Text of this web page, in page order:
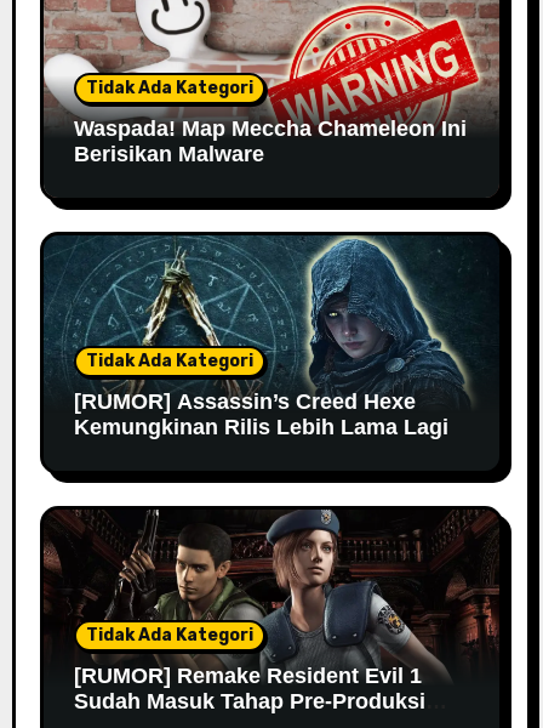
Tidak Ada Kategori
Waspada! Map Meccha Chameleon Ini
Berisikan Malware
Tidak Ada Kategori
[RUMOR] Assassin’s Creed Hexe
Kemungkinan Rilis Lebih Lama Lagi
Tidak Ada Kategori
[RUMOR] Remake Resident Evil 1
Sudah Masuk Tahap Pre-Produksi